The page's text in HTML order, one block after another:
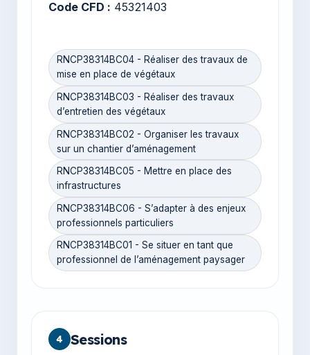
Code CFD : 45321403
RNCP38314BC04 - Réaliser des travaux de
mise en place de végétaux
RNCP38314BC03 - Réaliser des travaux
d’entretien des végétaux
RNCP38314BC02 - Organiser les travaux
sur un chantier d’aménagement
RNCP38314BC05 - Mettre en place des
infrastructures
RNCP38314BC06 - S’adapter à des enjeux
professionnels particuliers
RNCP38314BC01 - Se situer en tant que
professionnel de l’aménagement paysager
4 Sessions